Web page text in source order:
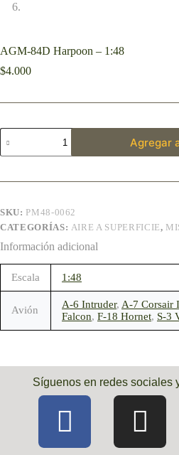
AGM-84D Harpoon – 1:48
$4.000
Agregar
SKU: PM48-0062
CATEGORÍAS: AIRE A SUPERFICIE,
Información adicional
Escala 1:48
Avión A-6 Intruder, A-7 Corsair
Falcon, F-18 Hornet, S-3
Síguenos en redes sociales